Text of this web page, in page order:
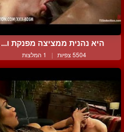
היא נהנית ממציצה מפנקת ו...
5504 צפיות | 1 המלצות